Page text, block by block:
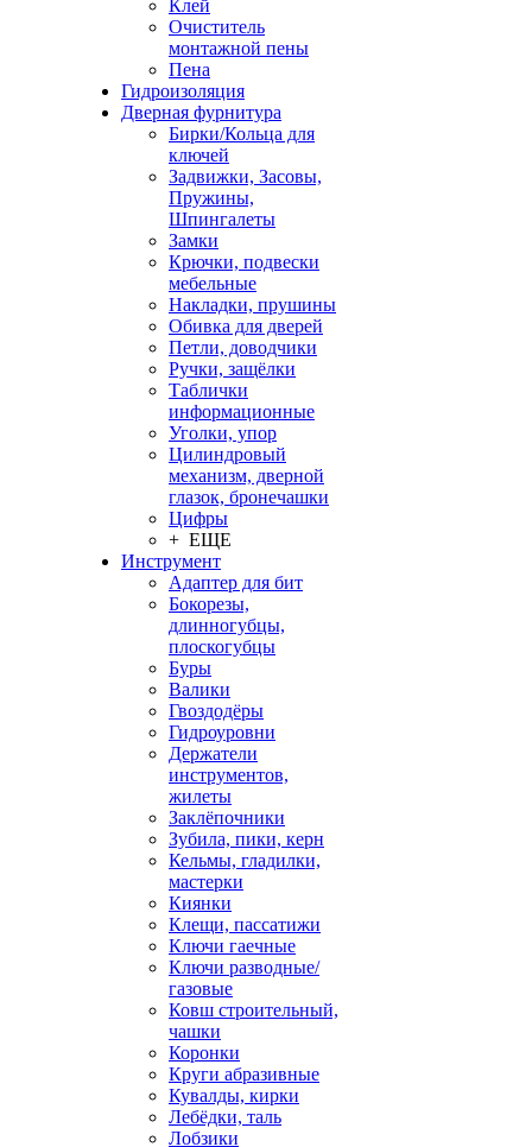
Клей
Очиститель
монтажной пены
Пена
Гидроизоляция
Дверная фурнитура
Бирки/Кольца для
ключей
Задвижки, Засовы,
Пружины,
Шпингалеты
Замки
Крючки, подвески
мебельные
Накладки, прушины
Обивка для дверей
Петли, доводчики
Ручки, защёлки
Таблички
информационные
Уголки, упор
Цилиндровый
механизм, дверной
глазок, бронечашки
Цифры
+ ЕЩЕ
Инструмент
Адаптер для бит
Бокорезы,
длинногубцы,
плоскогубцы
Буры
Валики
Гвоздодёры
Гидроуровни
Держатели
инструментов,
жилеты
Заклёпочники
Зубила, пики, керн
Кельмы, гладилки,
мастерки
Киянки
Клещи, пассатижи
Ключи гаечные
Ключи разводные/
газовые
Ковш строительный,
чашки
Коронки
Круги абразивные
Кувалды, кирки
Лебёдки, таль
Лобзики